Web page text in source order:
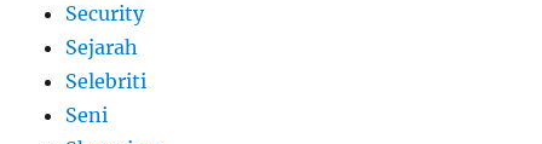
Security
Sejarah
Selebriti
Seni